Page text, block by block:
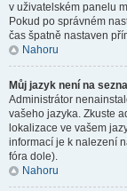
v uživatelském panelu
Pokud po správném
čas špatně nastaven
Nahoru
Můj jazyk není na
Administrátor
vašeho jazyka. Zkuste
lokalizace ve vašem
informací je k nalezení
fóra dole).
Nahoru